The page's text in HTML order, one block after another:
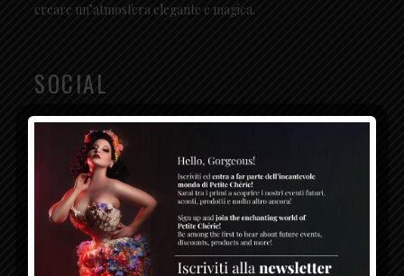
creare un’atmosfera elegante e magica.
SOCIAL
CONTATTI
(+39) 3494378699 - 376 1365 767
Sede Legale - Milano: + 39 02 00684503